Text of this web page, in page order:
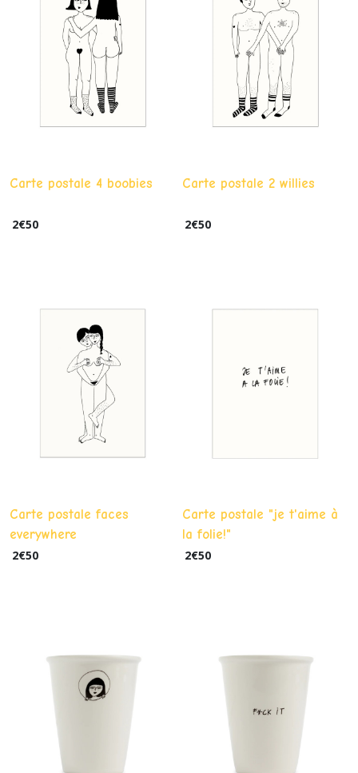
Carte postale 4 boobies
2€50
Carte postale 2 willies
2€50
Carte postale faces
everywhere
2€50
Carte postale "je t'aime à
la folie!"
2€50